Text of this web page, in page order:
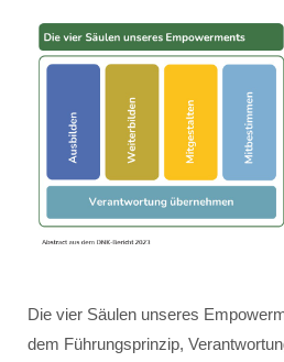
Die vier Säulen unseres
dem Führungsprinzip,